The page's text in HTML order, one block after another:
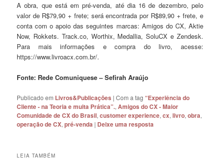
A obra, que está em pré-venda, até dia 16 de dezembro, pelo
valor de R$79,90 + frete; será encontrada por R$89,90 + frete, e
conta com o apoio das seguintes marcas: Amigos do CX, Aktie
Now, Rokkets. Track.co, Worthix, Medallia, SoluCX e Zendesk.
Para mais informações e compra do livro, acesse:
https://www.livroacx.com.br/.
Fonte: Rede Comuniquese – Sefirah Araújo
Publicado em Livros&Publicações |Com a tag“Experiência do
Cliente - na Teoria e muita Prática”.,Amigos do CX - Maior
Comunidade de CX do Brasil,customer experience,cx,livro,obra,
operação de CX,pré-venda | Deixe uma resposta
LEIA TAMBÉM